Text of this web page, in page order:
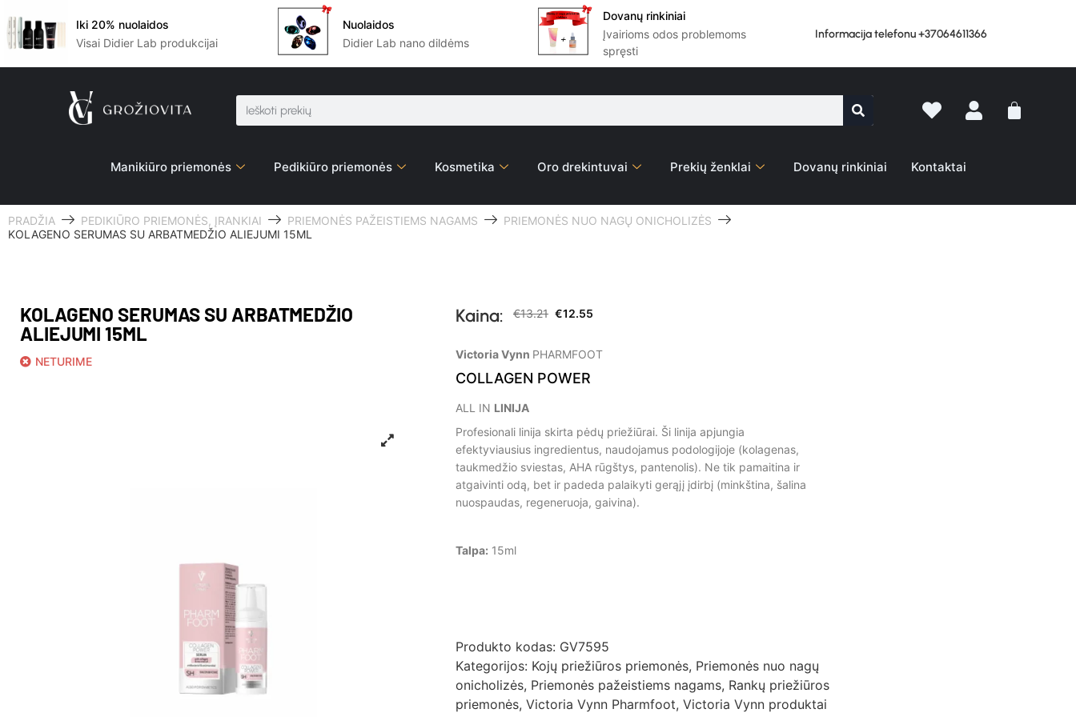
Iki 20% nuolaidos
Visai Didier Lab produkcijai
Nuolaidos
Didier Lab nano dildėms
Dovanų rinkiniai
Įvairioms odos problemoms
spręsti
Informacija telefonu +37064611366
Manikiūro priemonės Pedikiūro priemonės Kosmetika Oro drekintuvai Prekių ženklai Dovanų rinkiniai Kontaktai
PRADŽIA PEDIKIŪRO PRIEMONĖS, ĮRANKIAI PRIEMONĖS PAŽEISTIEMS NAGAMS
PRIEMONĖS NUO NAGŲ ONICHOLIZĖS
KOLAGENO SERUMAS SU ARBATMEDŽIO ALIEJUMI 15ML
KOLAGENO SERUMAS SU ARBATMEDŽIO
ALIEJUMI 15ML
NETURIME
Kaina: €13.21 €12.55
Victoria Vynn PHARMFOOT
COLLAGEN POWER
ALL IN LINIJA
Profesionali linija skirta pėdų priežiūrai. Ši linija apjungia
efektyviausius ingredientus, naudojamus podologijoje (kolagenas,
taukmedžio sviestas, AHA rūgštys, pantenolis). Ne tik pamaitina ir
atgaivinti odą, bet ir padeda palaikyti gerąjį įdirbį (minkština, šalina
nuospaudas, regeneruoja, gaivina).
Talpa: 15ml
Produkto kodas: GV7595
Kategorijos: Kojų priežiūros priemonės, Priemonės nuo nagų
onicholizės, Priemonės pažeistiems nagams, Rankų priežiūros
priemonės, Victoria Vynn Pharmfoot, Victoria Vynn produktai